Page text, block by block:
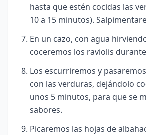
hasta que estén cocidas las
10 a 15 minutos).
En un cazo, con agua
coceremos los raviolis
Los escurriremos y
con las verduras, dejándolo
unos 5 minutos, para que se
sabores.
Picaremos las hojas de